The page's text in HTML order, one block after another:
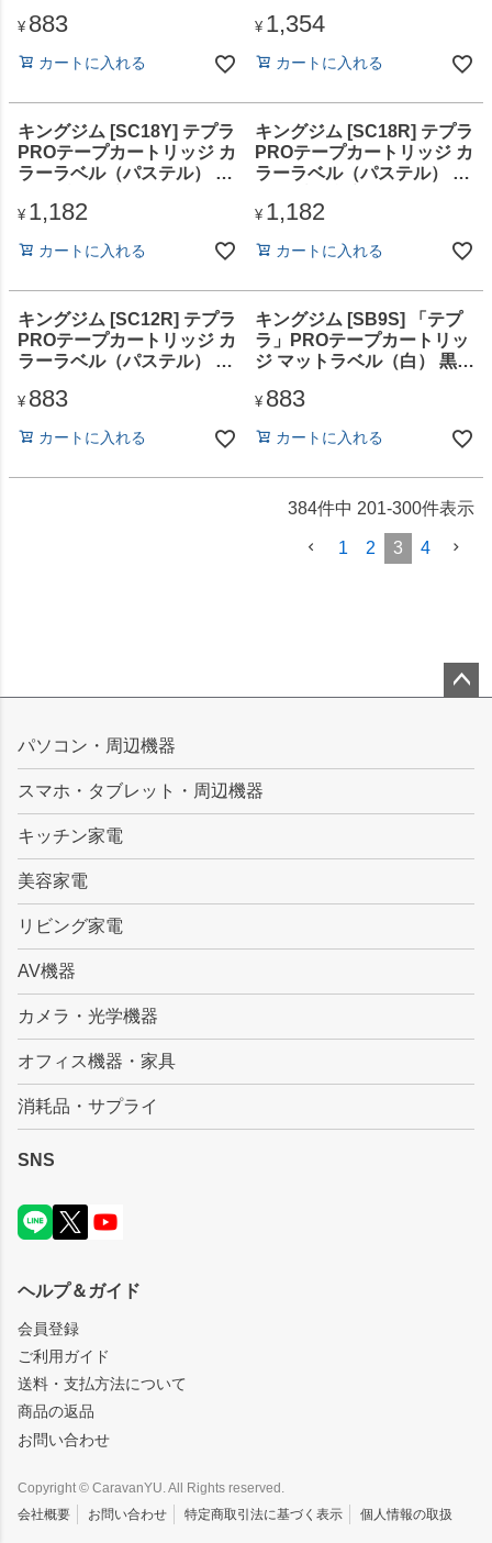
¥ 883
カートに入れる
¥ 1,354
カートに入れる
キングジム [SC18Y] テプラ
PROテープカートリッジ カ
ラーラベル（パステル） 黄
¥ 1,182
カートに入れる
キングジム [SC18R] テプラ
PROテープカートリッジ カ
ラーラベル（パステル） 赤
¥ 1,182
カートに入れる
キングジム [SC12R] テプラ
PROテープカートリッジ カ
ラーラベル（パステル） 赤
¥ 883
カートに入れる
キングジム [SB9S] 「テプ
ラ」PROテープカートリッ
ジ マットラベル（白） 黒文
¥ 883
カートに入れる
384件中 201-300件表示
1 2 3 4
ップ
パソコン・周辺機器
スマホ・タブレット・周辺機器
キッチン家電
美容家電
リビング家電
AV機器
カメラ・光学機器
オフィス機器・家具
消耗品・サプライ
SNS
ヘルプ＆ガイド
会員登録
ご利用ガイド
送料・支払方法について
商品の返品
お問い合わせ
Copyright © CaravanYU. All Rights reserved.
会社概要
お問い合わせ 特定商取引法に基づく表示 個人情報の取扱